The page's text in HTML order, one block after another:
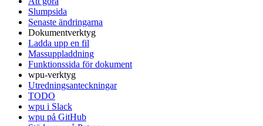
Slumpsida
Senaste ändringarna
Dokumentverktyg
Ladda upp en fil
Massuppladdning
Funktionssida för dokument
wpu-verktyg
Utredningsanteckningar
TODO
wpu i Slack
wpu på GitHub